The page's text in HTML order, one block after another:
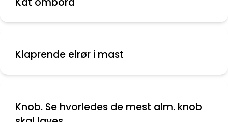
Klaprende elrør i mast
Knob. Se hvorledes de mest alm. knob